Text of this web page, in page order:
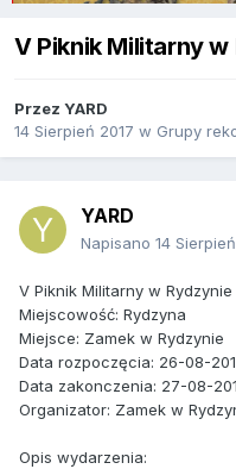
V Piknik Militarny
Przez YARD
14 Sierpień 2017 w Grupy
YARD
Napisano 14
V Piknik Militarny w Rydzynie
Miejscowość: Rydzyna
Miejsce: Zamek w Rydzynie
Data rozpoczęcia: 26-08-
Data zakonczenia: 27-08-
Organizator: Zamek w
Opis wydarzenia: